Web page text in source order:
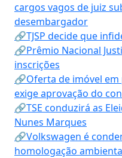
cargos vagos de juiz
desembargador
🔗TJSP decide que
🔗Prêmio Nacional
inscrições
🔗Oferta de imóvel
exige aprovação do
🔗TSE conduzirá as
Nunes Marques
🔗Volkswagen é
homologação